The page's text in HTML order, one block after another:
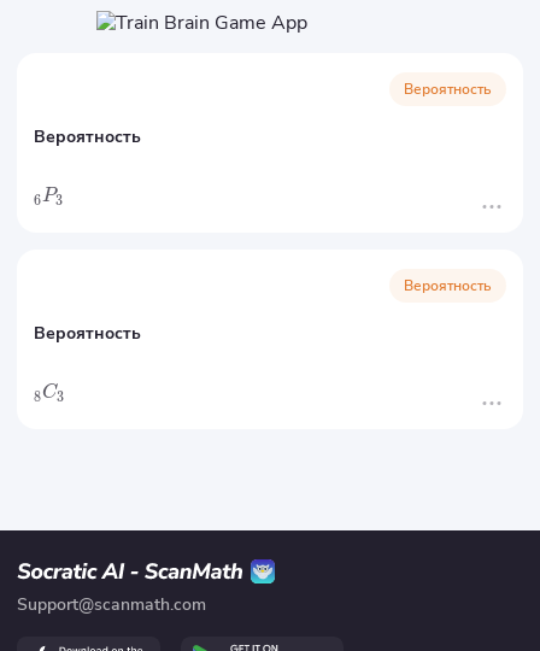
Вероятность
Вероятность
6P3
Вероятность
Вероятность
8C3
Support@scanmath.com